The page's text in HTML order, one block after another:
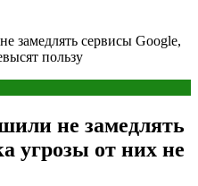
замедлять сервисы Google,
пользу
не замедлять
угрозы от них не